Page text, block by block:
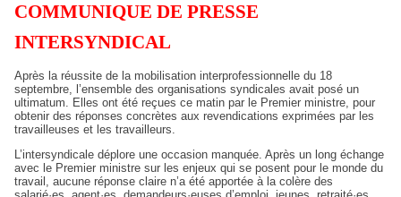
COMMUNIQUE DE PRESSE
INTERSYNDICAL
Après la réussite de la mobilisation interprofessionnelle du 18
septembre, l’ensemble des organisations syndicales avait posé un
ultimatum. Elles ont été reçues ce matin par le Premier ministre, pour
obtenir des réponses concrètes aux revendications exprimées par les
travailleuses et les travailleurs.
L’intersyndicale déplore une occasion manquée. Après un long échange
avec le Premier ministre sur les enjeux qui se posent pour le monde du
travail, aucune réponse claire n’a été apportée à la colère des